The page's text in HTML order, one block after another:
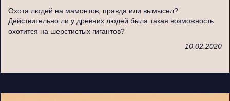
Охота людей на мамонтов, правда или вымысел?
Действительно ли у древних людей была такая возможность
охотится на шерстистых гигантов?
10.02.2020